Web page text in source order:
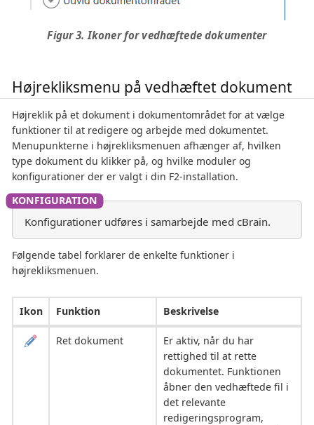
Figur 3. Ikoner for vedhæftede dokumenter
Højrekliksmenu på vedhæftet dokument
Højreklik på et dokument i dokumentområdet for at vælge
funktioner til at redigere og arbejde med dokumentet.
Menupunkterne i højrekliksmenuen afhænger af, hvilken
type dokument du klikker på, og hvilke moduler og
konfigurationer der er valgt i din F2-installation.
Konfigurationer udføres i samarbejde med cBrain.
Følgende tabel forklarer de enkelte funktioner i
højrekliksmenuen.
Ikon Funktion Beskrivelse
Ret dokument
Er aktiv, når du har
rettighed til at rette
dokumentet. Funktionen
åbner den vedhæftede fil i
det relevante
redigeringsprogram,